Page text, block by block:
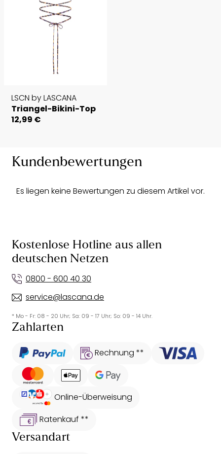
LSCN by LASCANA
Triangel-Bikini-Top
12,99 €
Kundenbewertungen
Es liegen keine Bewertungen zu diesem Artikel vor.
Kostenlose Hotline aus allen
deutschen Netzen
0800 - 600 40 30
service@lascana.de
* Mo - Fr: 08 - 20 Uhr; Sa: 09 - 17 Uhr; So: 09 - 14 Uhr.
Zahlarten
Rechnung **
Online-Überweisung
Ratenkauf **
Versandart